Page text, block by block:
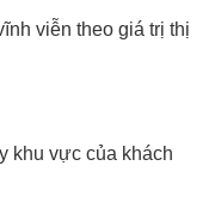
viễn theo giá trị thị
khu vực của khách